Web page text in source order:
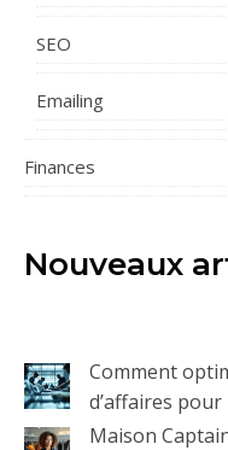
SEO
Emailing
Finances
Nouveaux
Comment
d’affaires pour
Maison